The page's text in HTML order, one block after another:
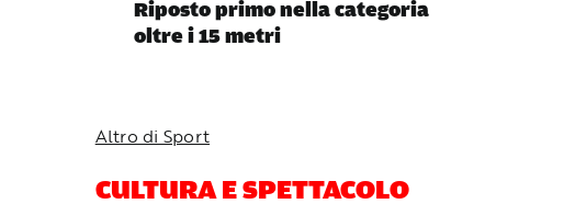
Riposto primo nella categoria
oltre i 15 metri
Altro di Sport
CULTURA E SPETTACOLO